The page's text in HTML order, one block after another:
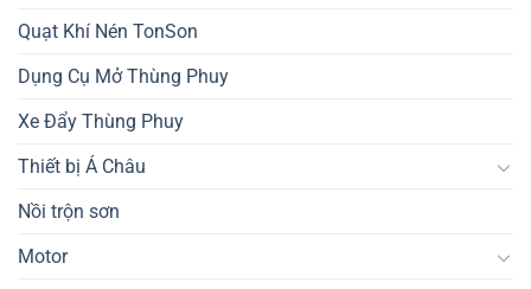
Quạt Khí Nén TonSon
Dụng Cụ Mở Thùng Phuy
Xe Đẩy Thùng Phuy
Thiết bị Á Châu
Nồi trộn sơn
Motor